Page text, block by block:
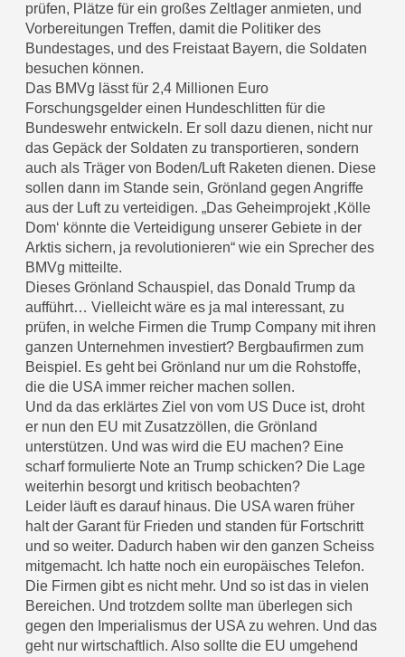
prüfen, Plätze für ein großes Zeltlager anmieten, und
Vorbereitungen Treffen, damit die Politiker des
Bundestages, und des Freistaat Bayern, die Soldaten
besuchen können.
Das BMVg lässt für 2,4 Millionen Euro
Forschungsgelder einen Hundeschlitten für die
Bundeswehr entwickeln. Er soll dazu dienen, nicht nur
das Gepäck der Soldaten zu transportieren, sondern
auch als Träger von Boden/Luft Raketen dienen. Diese
sollen dann im Stande sein, Grönland gegen Angriffe
aus der Luft zu verteidigen. „Das Geheimprojekt ‚Kölle
Dom‘ könnte die Verteidigung unserer Gebiete in der
Arktis sichern, ja revolutionieren“ wie ein Sprecher des
BMVg mitteilte.
Dieses Grönland Schauspiel, das Donald Trump da
aufführt… Vielleicht wäre es ja mal interessant, zu
prüfen, in welche Firmen die Trump Company mit ihren
ganzen Unternehmen investiert? Bergbaufirmen zum
Beispiel. Es geht bei Grönland nur um die Rohstoffe,
die die USA immer reicher machen sollen.
Und da das erklärtes Ziel von vom US Duce ist, droht
er nun den EU mit Zusatzzöllen, die Grönland
unterstützen. Und was wird die EU machen? Eine
scharf formulierte Note an Trump schicken? Die Lage
weiterhin besorgt und kritisch beobachten?
Leider läuft es darauf hinaus. Die USA waren früher
halt der Garant für Frieden und standen für Fortschritt
und so weiter. Dadurch haben wir den ganzen Scheiss
mitgemacht. Ich hatte noch ein europäisches Telefon.
Die Firmen gibt es nicht mehr. Und so ist das in vielen
Bereichen. Und trotzdem sollte man überlegen sich
gegen den Imperialismus der USA zu wehren. Und das
geht nur wirtschaftlich. Also sollte die EU umgehend